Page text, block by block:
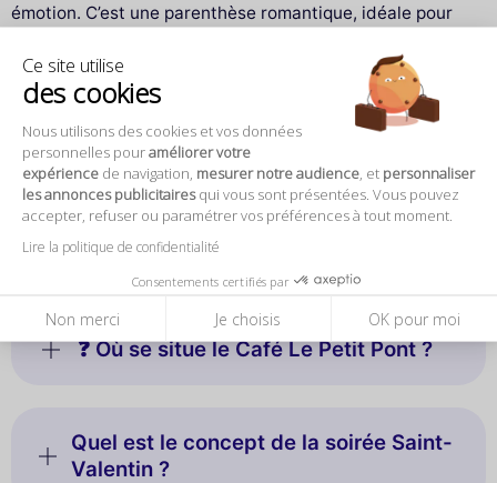
Ce site utilise
des cookies
Nous utilisons des cookies et vos données
personnelles pouraméliorer votre
expérience de navigation, mesurer notre audience , et personnaliser
les annonces publicitairesqui vous sont présentées. Vous pouvez
accepter, refuser ou paramétrer vos préférences à tout moment.
Lire la politique de confidentialité
Consentements certifiés par
Non merci Je choisis OK pour moi
émotion. C’est une parenthèse romantique, idéale pour
du monde.
Les souvenirs que l’on garde ne sont pas faits uniquement
de lieux, mais d’instants partagés. Cette soirée est pensée
pour créer ces instants.
Questions fréquentes
❓ Où se situe le Café Le Petit Pont ?
Quel est le concept de la soirée Saint-
Valentin ?